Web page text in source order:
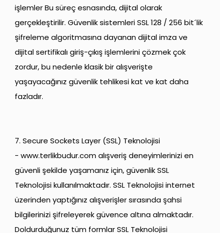
işlemler Bu süreç esnasında, dijital olarak
gerçekleştirilir. Güvenlik sistemleri SSL 128 / 256 bit´lik
şifreleme algoritmasına dayanan dijital imza ve
dijital sertifikalı giriş-çıkış işlemlerini çözmek çok
zordur, bu nedenle klasik bir alışverişte
yaşayacağınız güvenlik tehlikesi kat ve kat daha
fazladır.
7. Secure Sockets Layer (SSL) Teknolojisi
- www.terlikbudur.comalışveriş deneyimlerinizi en
güvenli şekilde yaşamanız için, güvenlik SSL
Teknolojisi kullanılmaktadır. SSL Teknolojisi internet
üzerinden yaptığınız alışverişler sırasında şahsi
bilgilerinizi şifreleyerek güvence altına almaktadır.
Doldurduğunuz tüm formlar SSL Teknolojisi